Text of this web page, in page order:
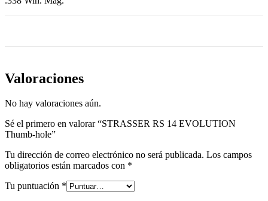
Valoraciones
No hay valoraciones aún.
Sé el primero en valorar “STRASSER RS 14 EVOLUTION
Thumb-hole”
Tu dirección de correo electrónico no será publicada. Los campos
obligatorios están marcados con *
Tu puntuación *